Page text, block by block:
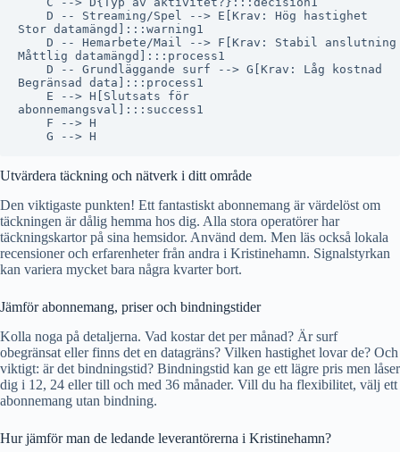
    D -- Streaming/Spel --> E[Krav: Hög hastighet
Stor datamängd]:::warning1
    D -- Hemarbete/Mail --> F[Krav: Stabil anslutning
Måttlig datamängd]:::process1
    D -- Grundläggande surf --> G[Krav: Låg kostnad
Begränsad data]:::process1
    E --> H[Slutsats för
abonnemangsval]:::success1
    F --> H
Utvärdera täckning och nätverk i ditt område
Den viktigaste punkten! Ett fantastiskt abonnemang är värdelöst om
täckningen är dålig hemma hos dig. Alla stora operatörer har
täckningskartor på sina hemsidor. Använd dem. Men läs också lokala
recensioner och erfarenheter från andra i Kristinehamn. Signalstyrkan
kan variera mycket bara några kvarter bort.
Jämför abonnemang, priser och bindningstider
Kolla noga på detaljerna. Vad kostar det per månad? Är surf
obegränsat eller finns det en datagräns? Vilken hastighet lovar de? Och
viktigt: är det bindningstid? Bindningstid kan ge ett lägre pris men låser
dig i 12, 24 eller till och med 36 månader. Vill du ha flexibilitet, välj ett
abonnemang utan bindning.
Hur jämför man de ledande leverantörerna i Kristinehamn?